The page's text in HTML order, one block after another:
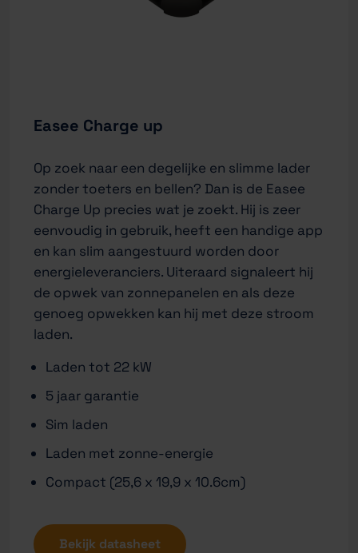
Easee Charge up
Op zoek naar een degelijke en slimme lader
zonder toeters en bellen? Dan is de Easee
Charge Up precies wat je zoekt. Hij is zeer
eenvoudig in gebruik, heeft een handige app
en kan slim aangestuurd worden door
energieleveranciers. Uiteraard signaleert hij
de opwek van zonnepanelen en als deze
genoeg opwekken kan hij met deze stroom
laden.
Laden tot 22 kW
5 jaar garantie
Sim laden
Laden met zonne-energie
Compact (25,6 x 19,9 x 10.6cm)
Bekijk datasheet